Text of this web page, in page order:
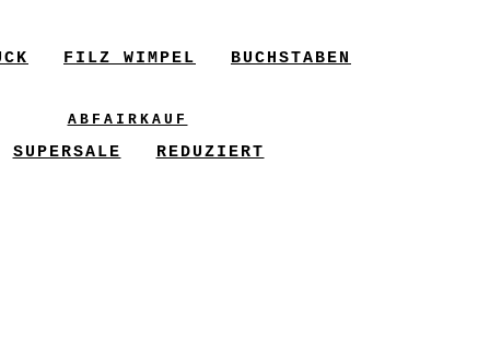
FILZ WIMPEL BUCHSTABEN
ABFAIRKAUF
SUPERSALE REDUZIERT